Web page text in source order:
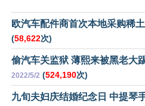
欧汽车配件商首次本地采购稀
(58,622次)
偷汽车关监狱 薄熙来被黑老大
2022/5/2 (524,190次)
九旬夫妇庆结婚纪念日 中提琴